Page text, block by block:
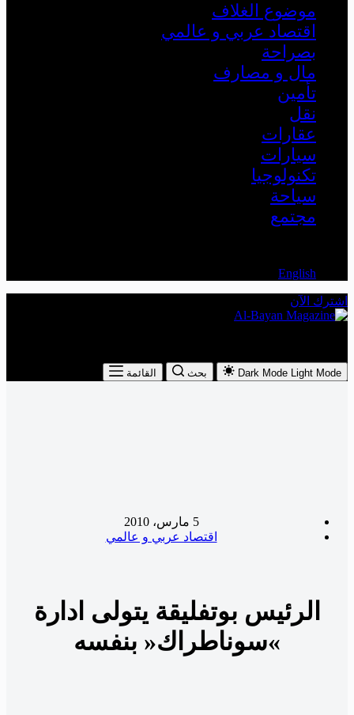
موضوع الغلاف
اقتصاد عربي و عالمي
بصراحة
مال و مصارف
تأمين
نقل
عقارات
سيارات
تكنولوجيا
سياحة
مجتمع
English
اشترك الآن
Dark Mode Light Mode بحث القائمة
5 مارس، 2010
اقتصاد عربي و عالمي
الرئيس بوتفليقة يتولى ادارة
»سوناطراك« بنفسه